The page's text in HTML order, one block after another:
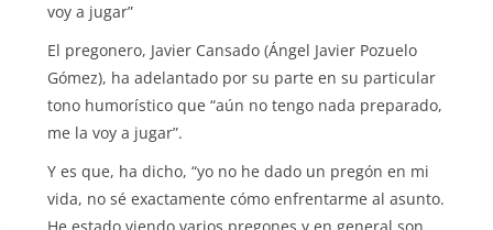
voy a jugar”
El pregonero, Javier Cansado (Ángel Javier Pozuelo
Gómez), ha adelantado por su parte en su particular
tono humorístico que “aún no tengo nada preparado,
me la voy a jugar”.
Y es que, ha dicho, “yo no he dado un pregón en mi
vida, no sé exactamente cómo enfrentarme al asunto.